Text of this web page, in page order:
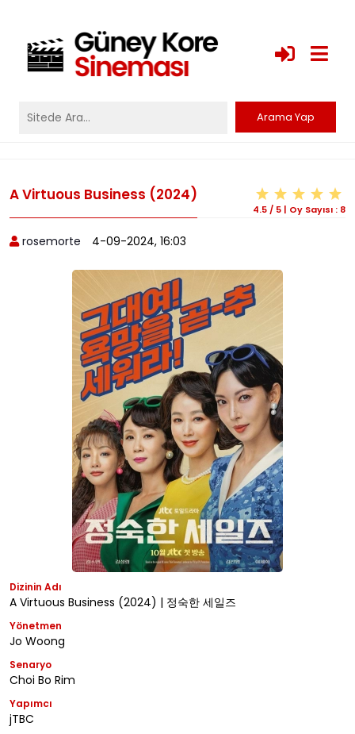
A Virtuous Business (2024)
4.5 / 5 | Oy Sayısı : 8
rosemorte 4-09-2024, 16:03
Dizinin Adı
A Virtuous Business (2024) | 정숙한 세일즈
Yönetmen
Jo Woong
Senaryo
Choi Bo Rim
Yapımcı
jTBC